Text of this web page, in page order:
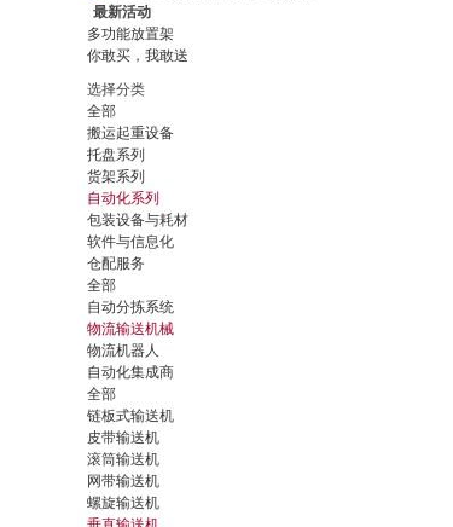
最新活动
多功能放置架
你敢买，我敢送
选择分类
全部
搬运起重设备
托盘系列
货架系列
自动化系列
包装设备与耗材
软件与信息化
仓配服务
全部
自动分拣系统
物流输送机械
物流机器人
自动化集成商
全部
链板式输送机
皮带输送机
滚筒输送机
网带输送机
螺旋输送机